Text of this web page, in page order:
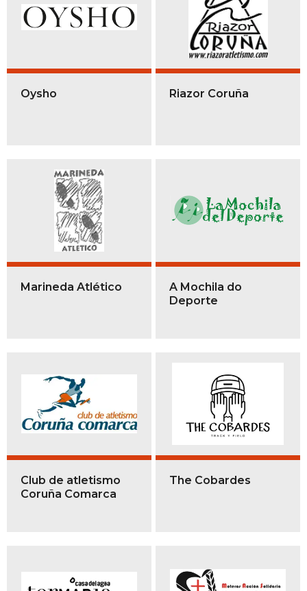
Oysho Riazor Coruña
Marineda Atlético
A Mochila do
Deporte
Club de atletismo
Coruña Comarca
The Cobardes